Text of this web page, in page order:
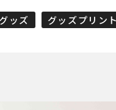
ッズ グッズプリン